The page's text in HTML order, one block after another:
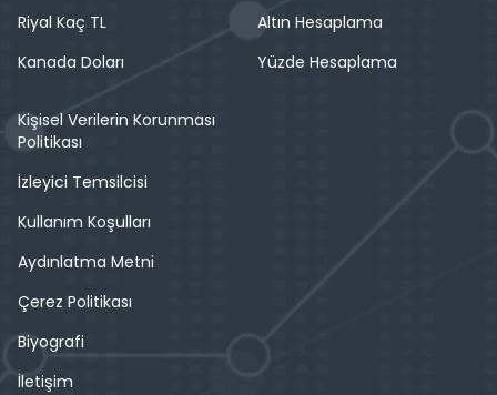
Riyal Kaç TL
Kanada Doları
Altın Hesaplama
Yüzde Hesaplama
Kişisel Verilerin Korunması
Politikası
İzleyici Temsilcisi
Kullanım Koşulları
Aydınlatma Metni
Çerez Politikası
Biyografi
İletişim